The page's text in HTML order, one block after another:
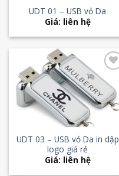
UDT 01 – USB vỏ Da
Giá: liên hệ
Add to
Wishlist
UDT 03 – USB vỏ Da in dập
logo giá rẻ
Giá: liên hệ